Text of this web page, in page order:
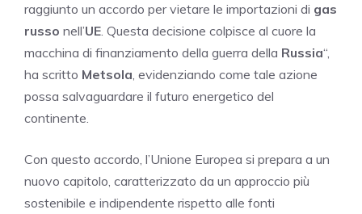
raggiunto un accordo per vietare le importazioni di gas
russo nell’UE. Questa decisione colpisce al cuore la
macchina di finanziamento della guerra della Russia“,
ha scritto Metsola, evidenziando come tale azione
possa salvaguardare il futuro energetico del
continente.
Con questo accordo, l’Unione Europea si prepara a un
nuovo capitolo, caratterizzato da un approccio più
sostenibile e indipendente rispetto alle fonti